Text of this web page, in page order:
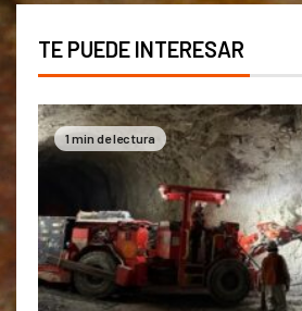
TE PUEDE INTERESAR
1 min de lectura